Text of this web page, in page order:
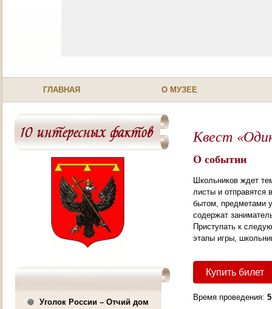
ГЛАВНАЯ О МУЗЕЕ
Уголок России – Отчий дом
Квест
О событии
Школьников ждет
листы и отправятся
бытом, предметами
содержат
Приступать к
этапы игры,
Купить билет
Время проведения: